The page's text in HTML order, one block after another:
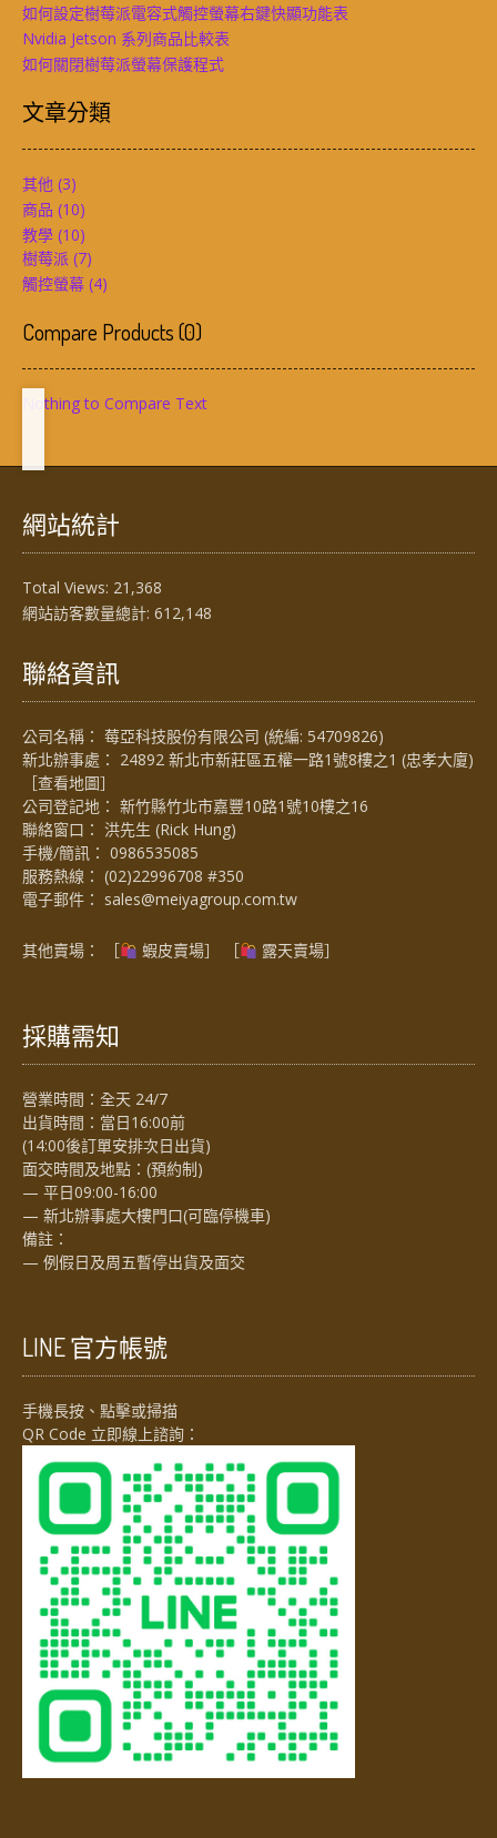
如何設定樹莓派電容式觸控螢幕右鍵快顯功能表
Nvidia Jetson 系列商品比較表
如何關閉樹莓派螢幕保護程式
文章分類
其他 (3)
商品 (10)
教學 (10)
樹莓派 (7)
觸控螢幕 (4)
Compare Products(0)
Nothing to Compare Text
網站統計
Total Views: 21,368
網站訪客數量總計: 612,148
聯絡資訊
公司名稱： 莓亞科技股份有限公司 (統編: 54709826)
新北辦事處： 24892 新北市新莊區五權一路1號8樓之1 (忠孝大廈)
［查看地圖］
公司登記地： 新竹縣竹北市嘉豐10路1號10樓之16
聯絡窗口： 洪先生 (Rick Hung)
手機/簡訊： 0986535085
服務熱線： (02)22996708 #350
電子郵件： sales@meiyagroup.com.tw
其他賣場： ［ 蝦皮賣場］ ［ 露天賣場］
採購需知
營業時間：全天 24/7
出貨時間：當日16:00前
(14:00後訂單安排次日出貨)
面交時間及地點：(預約制)
— 平日09:00-16:00
— 新北辦事處大樓門口(可臨停機車)
備註：
— 例假日及周五暫停出貨及面交
LINE 官方帳號
手機長按、點擊或掃描
QR Code 立即線上諮詢：